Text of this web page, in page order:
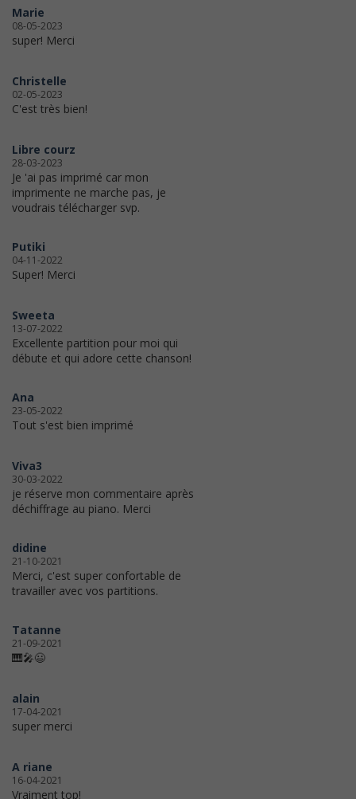
Marie
08-05-2023
super! Merci
Christelle
02-05-2023
C'est très bien!
Libre courz
28-03-2023
Je 'ai pas imprimé car mon
imprimente ne marche pas, je
voudrais télécharger svp.
Putiki
04-11-2022
Super! Merci
Sweeta
13-07-2022
Excellente partition pour moi qui
débute et qui adore cette chanson!
Ana
23-05-2022
Tout s'est bien imprimé
Viva3
30-03-2022
je réserve mon commentaire après
déchiffrage au piano. Merci
didine
21-10-2021
Merci, c'est super confortable de
travailler avec vos partitions.
Tatanne
21-09-2021
🎹🎤😃
alain
17-04-2021
super merci
A riane
16-04-2021
Vraiment top!